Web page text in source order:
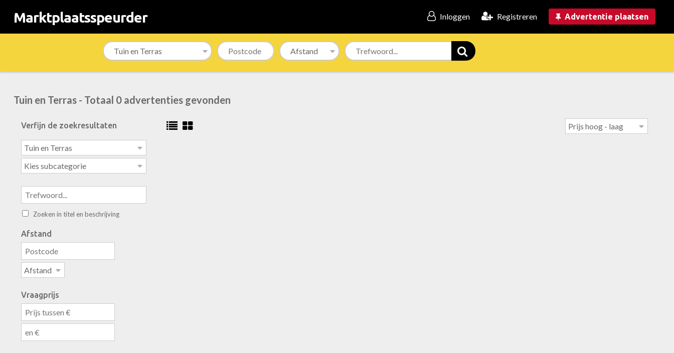
Marktplaatsspeurder Inloggen Registreren Advertentie plaatsen
Tuin en Terras - Totaal 0 advertenties gevonden
Verfijn de zoekresultaten
Zoeken in titel en beschrijving
Afstand
Vraagprijs